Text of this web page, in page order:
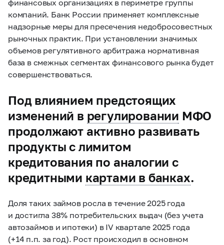
финансовых организациях в периметре группы
компаний. Банк России применяет комплексные
надзорные меры для пресечения недобросовестных
рыночных практик. При установлении значимых
объемов регулятивного арбитража нормативная
база в смежных сегментах финансового рынка будет
совершенствоваться.
Под влиянием предстоящих
изменений в регулировании МФО
продолжают активно развивать
продукты с лимитом
кредитования по аналогии с
кредитными картами в банках.
Доля таких займов росла в течение 2025 года
и достигла 38% потребительских выдач (без учета
автозаймов и ипотеки) в IV квартале 2025 года
(+14 п.п. за год). Рост происходил в основном